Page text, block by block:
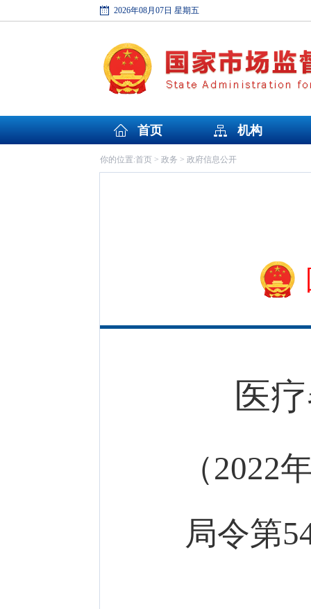
2026年08月07日 星期五
首页 机构
你的位置:首页> 政务 > 政府信息公开
医
（2022
局令第